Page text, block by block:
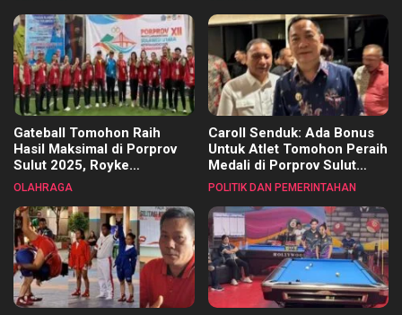
Gateball Tomohon Raih
Hasil Maksimal di Porprov
Sulut 2025, Royke
Tangkawarouw Ucapkan
OLAHRAGA
Caroll Senduk: Ada Bonus
Untuk Atlet Tomohon Peraih
Medali di Porprov Sulut
2025
POLITIK DAN PEMERINTAHAN